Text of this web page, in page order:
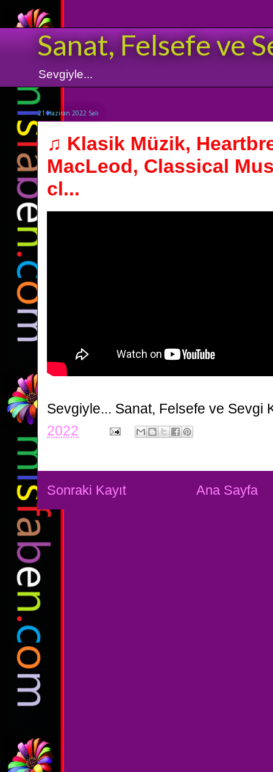
Sanat, Felsefe ve
Sevgiyle...
21 Haziran 2022 Salı
♫ Klasik Müzik,
MacLeod, Classical
cl...
Sevgiyle... Sanat, Felsefe ve Sevgi
2022
Sonraki Kayıt Ana Sayfa